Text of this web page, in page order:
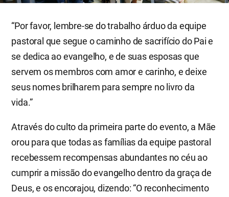
“Por favor, lembre-se do trabalho árduo da equipe
pastoral que segue o caminho de sacrifício do Pai e
se dedica ao evangelho, e de suas esposas que
servem os membros com amor e carinho, e deixe
seus nomes brilharem para sempre no livro da
vida.”
Através do culto da primeira parte do evento, a Mãe
orou para que todas as famílias da equipe pastoral
recebessem recompensas abundantes no céu ao
cumprir a missão do evangelho dentro da graça de
Deus, e os encorajou, dizendo: “O reconhecimento